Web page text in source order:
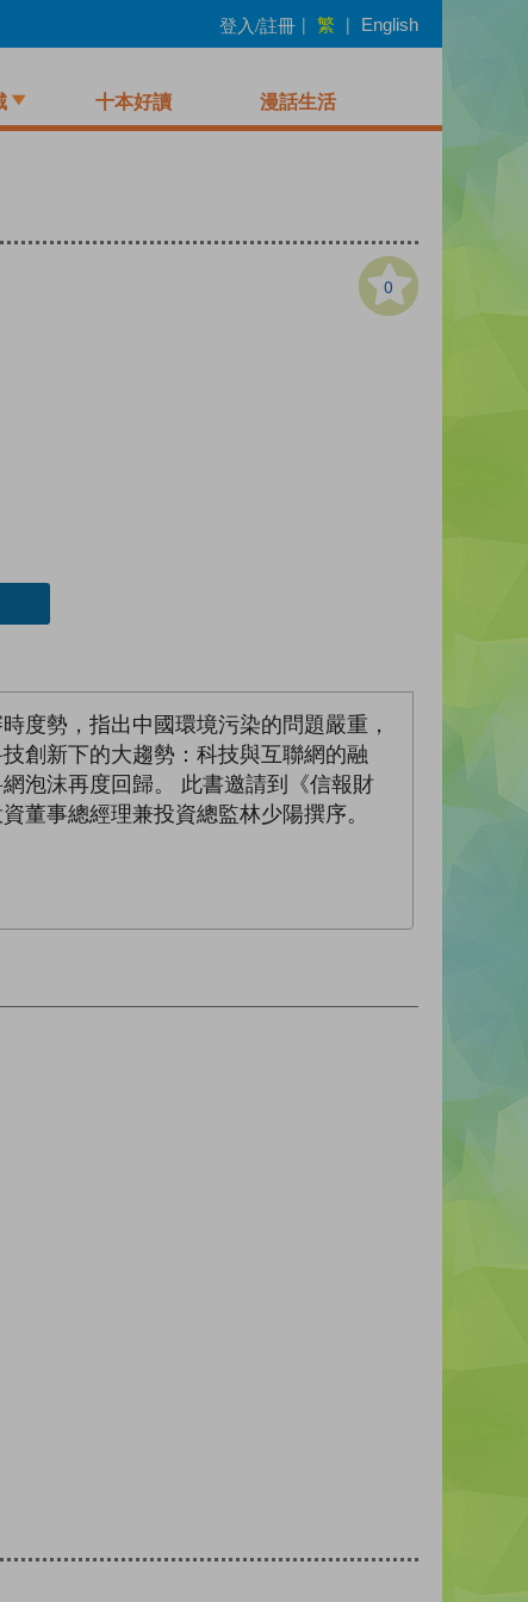
登入/註冊 | 繁 | English
十本好讀 漫話生活
0
度勢，指出中國環境污染的問題嚴重，
創新下的大趨勢：科技與互聯網的融
泡沫再度回歸。 此書邀請到《信報財
董事總經理兼投資總監林少陽撰序。